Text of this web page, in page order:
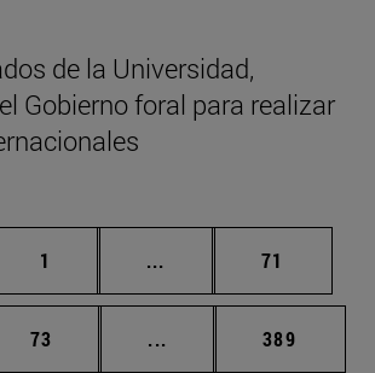
de la Universidad,
Gobierno foral para realizar
Página
1 ... Páginas intermedias
Página
71
Página
73 ... Páginas intermedias
Página
389